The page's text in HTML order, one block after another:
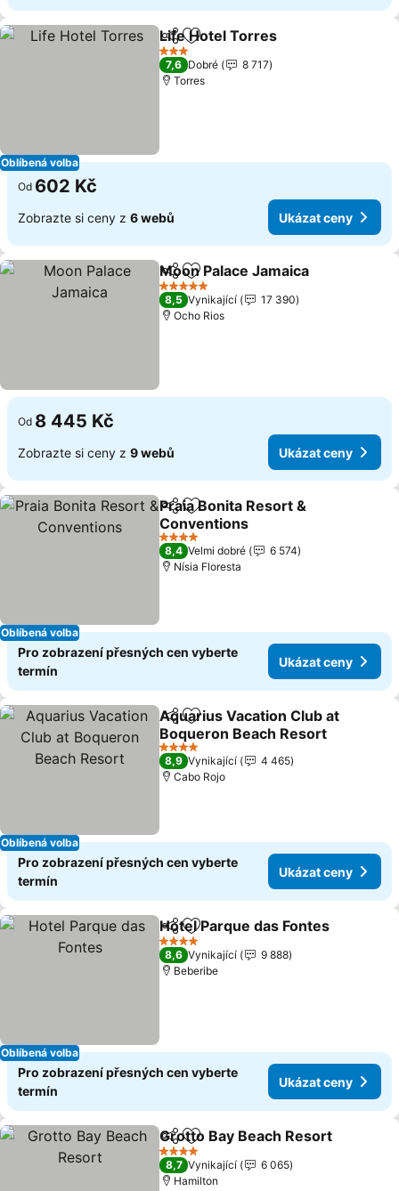
Oblíbená volba
SdíletPřidat na seznam oblíbených
Life Hotel Torres
3 Počet hvězdiček
7,6 Dobré
8 717
Torres
Od 602 Kč
Zobrazte si ceny z 6 webů Ukázat ceny
SdíletPřidat na seznam oblíbených
Moon Palace Jamaica
5 Počet hvězdiček
8,5 Vynikající
17 390
Ocho Rios
Od 8 445 Kč
Zobrazte si ceny z 9 webů Ukázat ceny
Oblíbená volba
SdíletPřidat na seznam oblíbených
Praia Bonita Resort &
Conventions
4 Počet hvězdiček
8,4 Velmi dobré
6 574
Nísia Floresta
Pro zobrazení přesných cen vyberte
termín
Ukázat ceny
Oblíbená volba
SdíletPřidat na seznam oblíbených
Aquarius Vacation Club at
Boqueron Beach Resort
4 Počet hvězdiček
8,9 Vynikající
4 465
Cabo Rojo
Pro zobrazení přesných cen vyberte
termín
Ukázat ceny
Oblíbená volba
SdíletPřidat na seznam oblíbených
Hotel Parque das Fontes
4 Počet hvězdiček
8,6 Vynikající
9 888
Beberibe
Pro zobrazení přesných cen vyberte
termín
Ukázat ceny
SdíletPřidat na seznam oblíbených
Grotto Bay Beach Resort
4 Počet hvězdiček
8,7 Vynikající
6 065
Hamilton